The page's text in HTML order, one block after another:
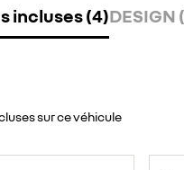
incluses (4)DESIGN
sur ce véhicule